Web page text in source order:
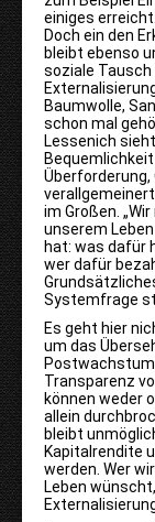
einiges
Doch ein den
bleibt ebenso
soziale
Baumwolle,
schon mal
Lessenich
Überforderung,
im Großen.
unserem
hat: was dafür
wer dafür
Systemfrage
Es geht hier
um das
Transparenz
können weder
allein
bleibt
Kapitalrendite
werden. Wer
Leben